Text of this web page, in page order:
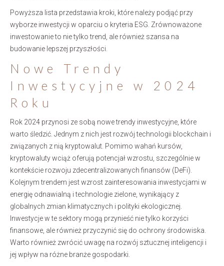
Powyższa lista przedstawia kroki, które należy podjąć przy
wyborze inwestycji w oparciu o kryteria ESG. Zrównoważone
inwestowanie to nie tylko trend, ale również szansa na
budowanie lepszej przyszłości.
Nowe Trendy
Inwestycyjne w 2024
Roku
Rok 2024 przynosi ze sobą nowe trendy inwestycyjne, które
warto śledzić. Jednym z nich jest rozwój technologii blockchain i
związanych z nią kryptowalut. Pomimo wahań kursów,
kryptowaluty wciąż oferują potencjał wzrostu, szczególnie w
kontekście rozwoju zdecentralizowanych finansów (DeFi).
Kolejnym trendem jest wzrost zainteresowania inwestycjami w
energię odnawialną i technologie zielone, wynikający z
globalnych zmian klimatycznych i polityki ekologicznej.
Inwestycje w te sektory mogą przynieść nie tylko korzyści
finansowe, ale również przyczynić się do ochrony środowiska.
Warto również zwrócić uwagę na rozwój sztucznej inteligencji i
jej wpływ na różne branże gospodarki.